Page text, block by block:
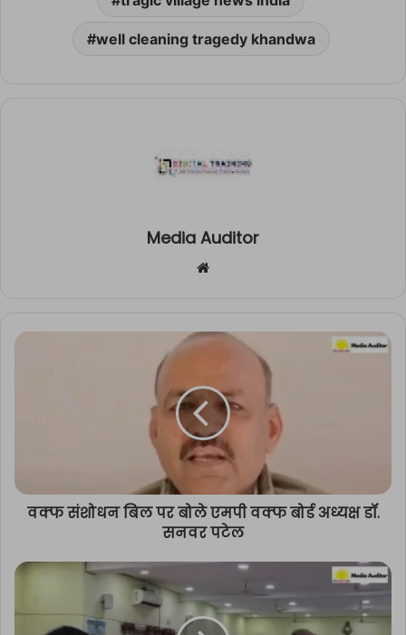
well cleaning tragedy khandwa
Media Auditor
Website
वक्फ संशोधन बिल पर बोले एमपी वक्फ बोर्ड अध्यक्ष डॉ.
सनवर पटेल